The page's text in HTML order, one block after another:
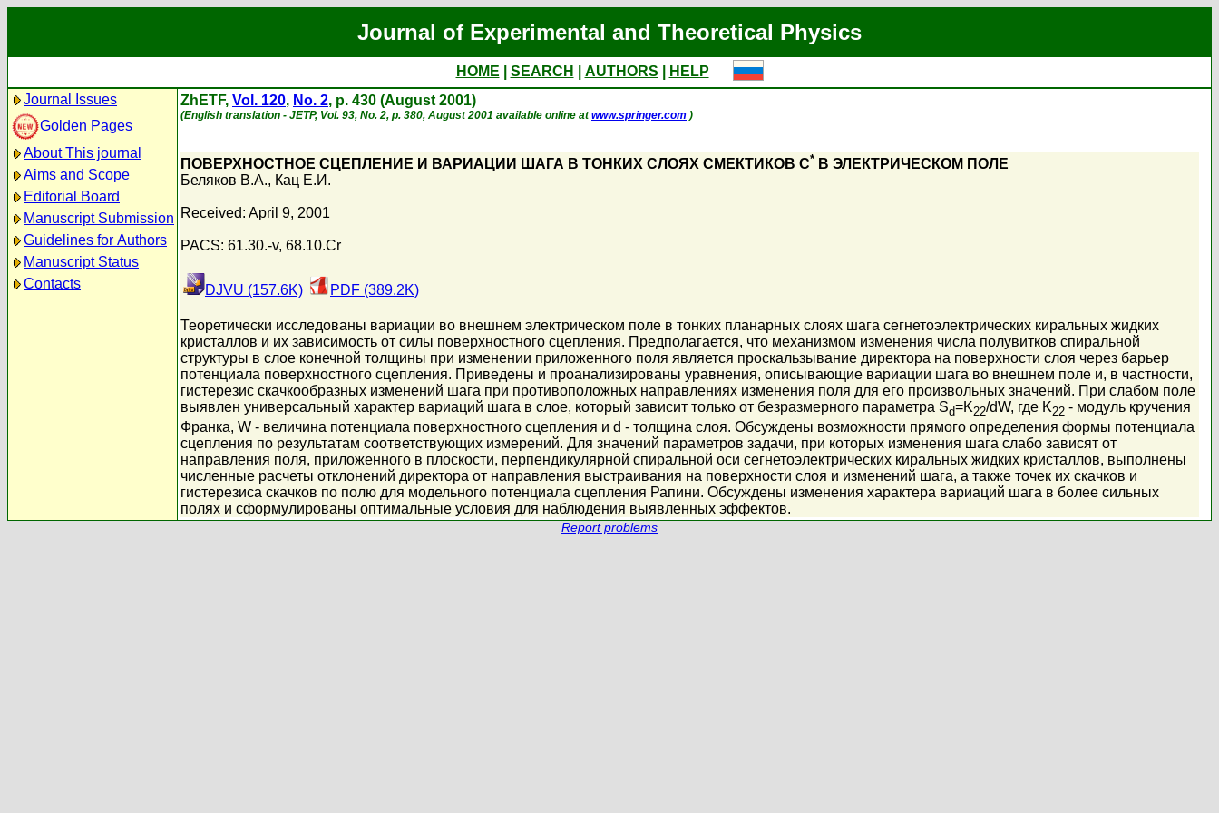
Journal of Experimental and Theoretical Physics
HOME SEARCH AUTHORS
HELP
Journal Issues
Golden Pages
About This journal
Aims and Scope
Editorial Board
Manuscript Submission
Guidelines for Authors
Manuscript Status
Contacts
ZhETF, Vol. 120, No. 2, p. 430 (August 2001)
(English translation - JETP, Vol. 93, No. 2, p. 380, August 2001 available online atwww.springer.com )
ПОВЕРХНОСТНОЕ СЦЕПЛЕНИЕ И ВАРИАЦИИ ШАГА В ТОНКИХ СЛОЯХ СМЕКТИКОВ C* В ЭЛЕКТРИЧЕСКОМ ПОЛЕ
Беляков В.А., Кац Е.И.
Received: April 9, 2001
PACS: 61.30.-v, 68.10.Cr
DJVU (157.6K) PDF (389.2K)
Теоретически исследованы вариации во внешнем электрическом поле в тонких планарных слоях шага сегнетоэлектрических киральных жидких
кристаллов и их зависимость от силы поверхностного сцепления. Предполагается, что механизмом изменения числа полувитков спиральной
структуры в слое конечной толщины при изменении приложенного поля является проскальзывание директора на поверхности слоя через барьер
потенциала поверхностного сцепления. Приведены и проанализированы уравнения, описывающие вариации шага во внешнем поле и, в частности,
гистерезис скачкообразных изменений шага при противоположных направлениях изменения поля для его произвольных значений. При слабом поле
выявлен универсальный характер вариаций шага в слое, который зависит только от безразмерного параметра Sd=K22/dW, где K22 - модуль кручения
Франка, W - величина потенциала поверхностного сцепления и d - толщина слоя. Обсуждены возможности прямого определения формы потенциала
сцепления по результатам соответствующих измерений. Для значений параметров задачи, при которых изменения шага слабо зависят от
направления поля, приложенного в плоскости, перпендикулярной спиральной оси сегнетоэлектрических киральных жидких кристаллов, выполнены
численные расчеты отклонений директора от направления выстраивания на поверхности слоя и изменений шага, а также точек их скачков и
гистерезиса скачков по полю для модельного потенциала сцепления Рапини. Обсуждены изменения характера вариаций шага в более сильных
полях и сформулированы оптимальные условия для наблюдения выявленных эффектов.
Report problems